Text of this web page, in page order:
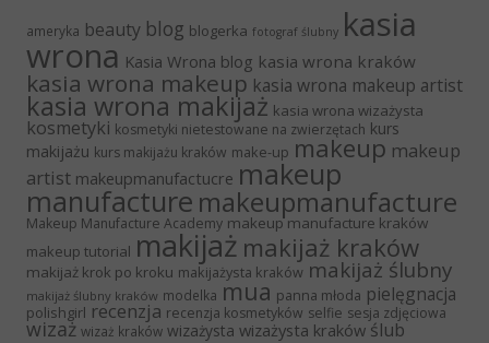
ameryka beauty blog blogerka fotograf ślubny kasia
wrona Kasia Wrona blog kasia wrona kraków
kasia wrona makeup kasia wrona makeup artist
kasia wrona makijaż kasia wrona wizażysta
kosmetyki kosmetyki nietestowane na zwierzętach kurs
makijażu kurs makijażu kraków make-up makeup makeup
artist makeupmanufactucre makeup
manufacture makeupmanufacture
Makeup Manufacture Academy makeup manufacture kraków
makeup tutorial makijaż makijaż kraków
makijaż krok po kroku makijażysta kraków makijaż ślubny
makijaż ślubny kraków modelka mua panna młoda pielęgnacja
polishgirl recenzja recenzja kosmetyków selfie sesja zdjęciowa
wizaż wizaż kraków wizażysta wizażysta kraków ślub